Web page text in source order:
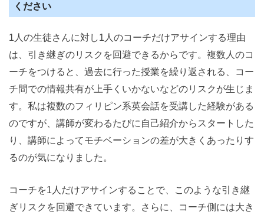
ください
1人の生徒さんに対し1人のコーチだけアサインする理由
は、引き継ぎのリスクを回避できるからです。複数人のコ
ーチをつけると、過去に行った授業を繰り返される、コー
チ間での情報共有が上手くいかないなどのリスクが生じま
す。私は複数のフィリピン系英会話を受講した経験がある
のですが、講師が変わるたびに自己紹介からスタートした
り、講師によってモチベーションの差が大きくあったりす
るのが気になりました。
コーチを1人だけアサインすることで、このような引き継
ぎリスクを回避できています。さらに、コーチ側には大き